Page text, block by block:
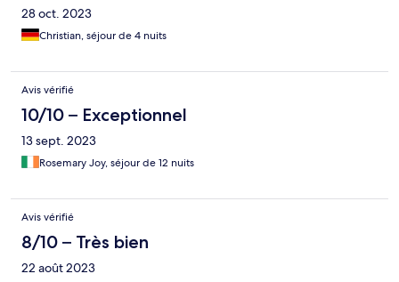
28 oct. 2023
Christian, séjour de 4 nuits
Avis vérifié
10/10 – Exceptionnel
13 sept. 2023
Rosemary Joy, séjour de 12 nuits
Avis vérifié
8/10 – Très bien
22 août 2023